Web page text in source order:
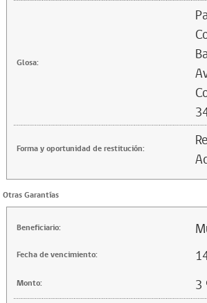
Glosa:
Forma y oportunidad de restitución:
Otras Garantías
Beneficiario:
Fecha de vencimiento:
Monto: 3